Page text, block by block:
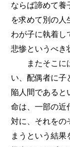
ならば諦めて養
を求めて別の人
わが子に執着し
悲惨というべき
またそこには
い、配偶者に子
陥人間であると
命は、一部の近
対に、それをの
まうという結